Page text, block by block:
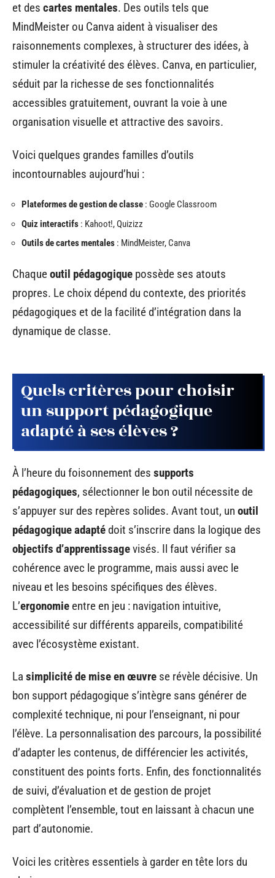
et des cartes mentales. Des outils tels que
MindMeister ou Canva aident à visualiser des
raisonnements complexes, à structurer des idées, à
stimuler la créativité des élèves. Canva, en particulier,
séduit par la richesse de ses fonctionnalités
accessibles gratuitement, ouvrant la voie à une
organisation visuelle et attractive des savoirs.
Voici quelques grandes familles d’outils
incontournables aujourd’hui :
Plateformes de gestion de classe : Google Classroom
Quiz interactifs : Kahoot!, Quizizz
Outils de cartes mentales : MindMeister, Canva
Chaqueoutil pédagogique possède ses atouts
propres. Le choix dépend du contexte, des priorités
pédagogiques et de la facilité d’intégration dans la
dynamique de classe.
Quels critères pour choisir
un support pédagogique
adapté à ses élèves ?
À l’heure du foisonnement des supports
pédagogiques, sélectionner le bon outil nécessite de
s’appuyer sur des repères solides. Avant tout, un outil
pédagogique adaptédoit s’inscrire dans la logique des
objectifs d’apprentissagevisés. Il faut vérifier sa
cohérence avec le programme, mais aussi avec le
niveau et les besoins spécifiques des élèves.
L’ergonomie entre en jeu : navigation intuitive,
accessibilité sur différents appareils, compatibilité
avec l’écosystème existant.
La simplicité de mise en œuvre se révèle décisive. Un
bon support pédagogique s’intègre sans générer de
complexité technique, ni pour l’enseignant, ni pour
l’élève. La personnalisation des parcours, la possibilité
d’adapter les contenus, de différencier les activités,
constituent des points forts. Enfin, des fonctionnalités
de suivi, d’évaluation et de gestion de projet
complètent l’ensemble, tout en laissant à chacun une
part d’autonomie.
Voici les critères essentiels à garder en tête lors du